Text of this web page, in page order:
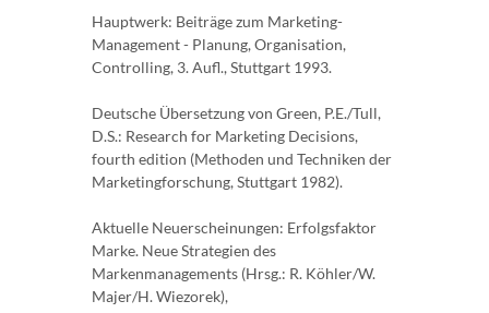
Hauptwerk: Beiträge zum Marketing-
Management - Planung, Organisation,
Controlling, 3. Aufl., Stuttgart 1993.
Deutsche Übersetzung von Green, P.E./Tull,
D.S.: Research for Marketing Decisions,
fourth edition (Methoden und Techniken der
Marketingforschung, Stuttgart 1982).
Aktuelle Neuerscheinungen: Erfolgsfaktor
Marke. Neue Strategien des
Markenmanagements (Hrsg.: R. Köhler/W.
Majer/H. Wiezorek),